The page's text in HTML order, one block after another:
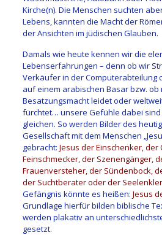
Kirche(n). Die Menschen suchten
Lebens, kannten die Macht der
der Ansichten im jüdischen Glauben.
Damals wie heute kennen wir die
Lebenserfahrungen – denn ob wir
Verkäufer in der Computerabteilung
auf einem arabischen Basar bzw.
Besatzungsmacht leidet oder
fürchtet… unsere Gefühle dabei
gleichen. So werden Bilder des
Gesellschaft mit dem Menschen
gebracht: Jesus der Einschenker,
Feinschmecker, der Szenengänger,
Frauenversteher, der Sündenbock,
der Suchtberater oder der
Gefängnis könnte es heißen: Jesus
Grundlage hierfür bilden biblische
werden plakativ an
gesetzt.